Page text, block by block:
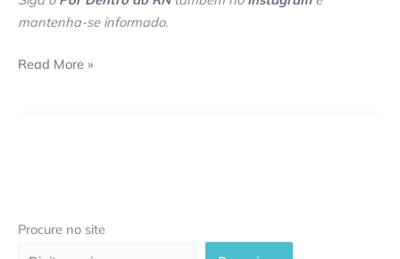
mantenha-se informado.
Read More »
Procure no site